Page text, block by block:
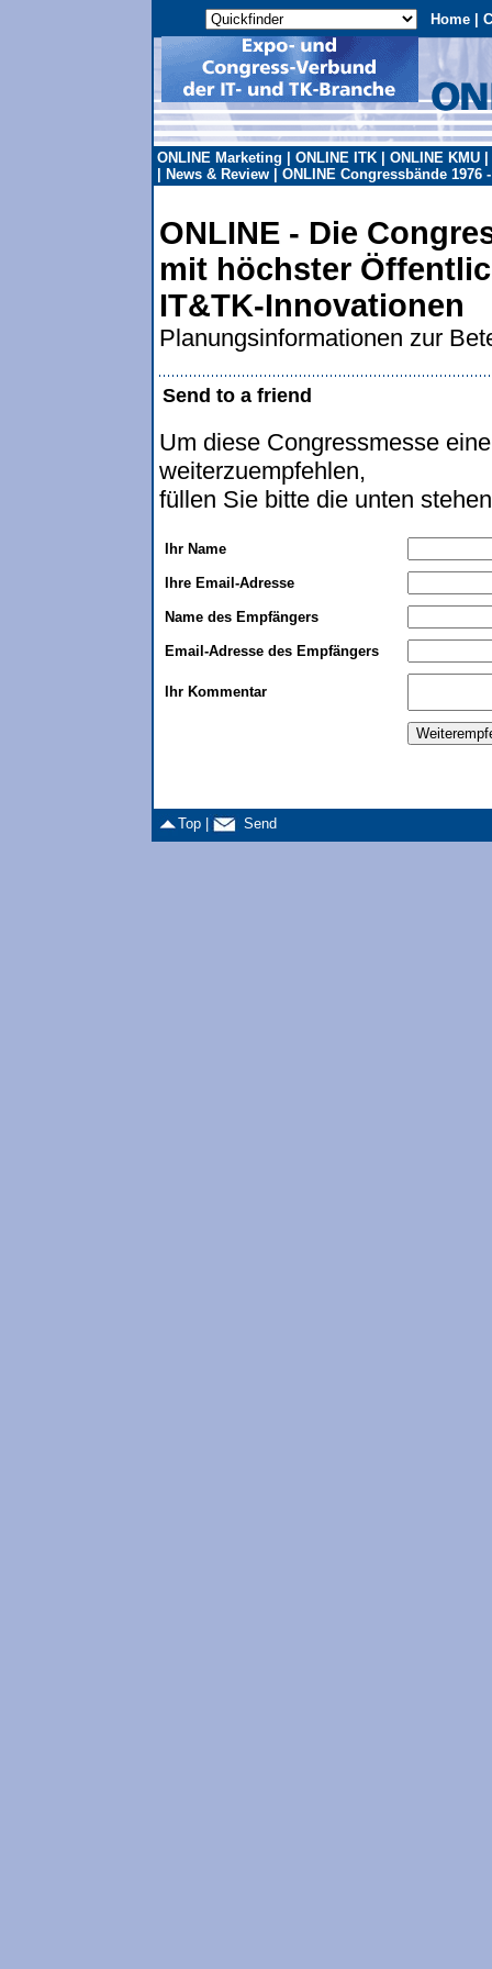
Home
ONLINE Marketing ONLINE ITK ONLINE KMU
News & Review ONLINE Congressbände 1976
ONLINE - Die
mit höchster
IT&TK-Innovationen
Planungsinformationen zur
Send to a friend
Um diese Congressmesse
weiterzuempfehlen,
füllen Sie bitte die unten
Ihr Name
Ihre Email-Adresse
Name des Empfängers
Email-Adresse des Empfängers
Ihr Kommentar
Top | Send